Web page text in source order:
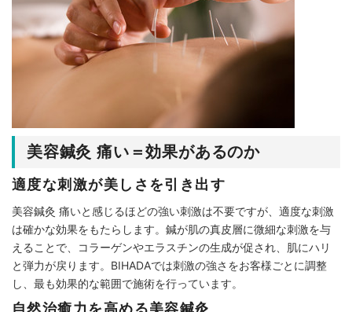
美容鍼灸 痛い＝効果があるのか
適度な刺激が美しさを引き出す
美容鍼灸 痛いと感じるほどの強い刺激は不要ですが、適度な刺激
は確かな効果をもたらします。鍼が肌の真皮層に微細な刺激を与
えることで、コラーゲンやエラスチンの生成が促され、肌にハリ
と弾力が戻ります。BIHADAでは刺激の強さをお客様ごとに調整
し、最も効果的な範囲で施術を行っています。
自然治癒力を高める美容鍼灸